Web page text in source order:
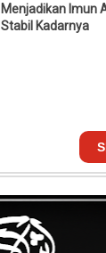
Menjadikan Imun
Stabil Kadarnya